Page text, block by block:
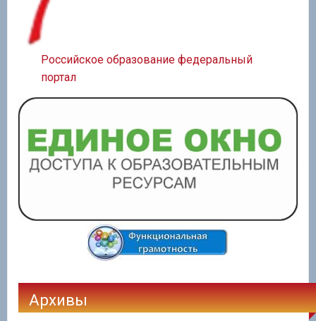
Российское образование федеральный
портал
Архивы